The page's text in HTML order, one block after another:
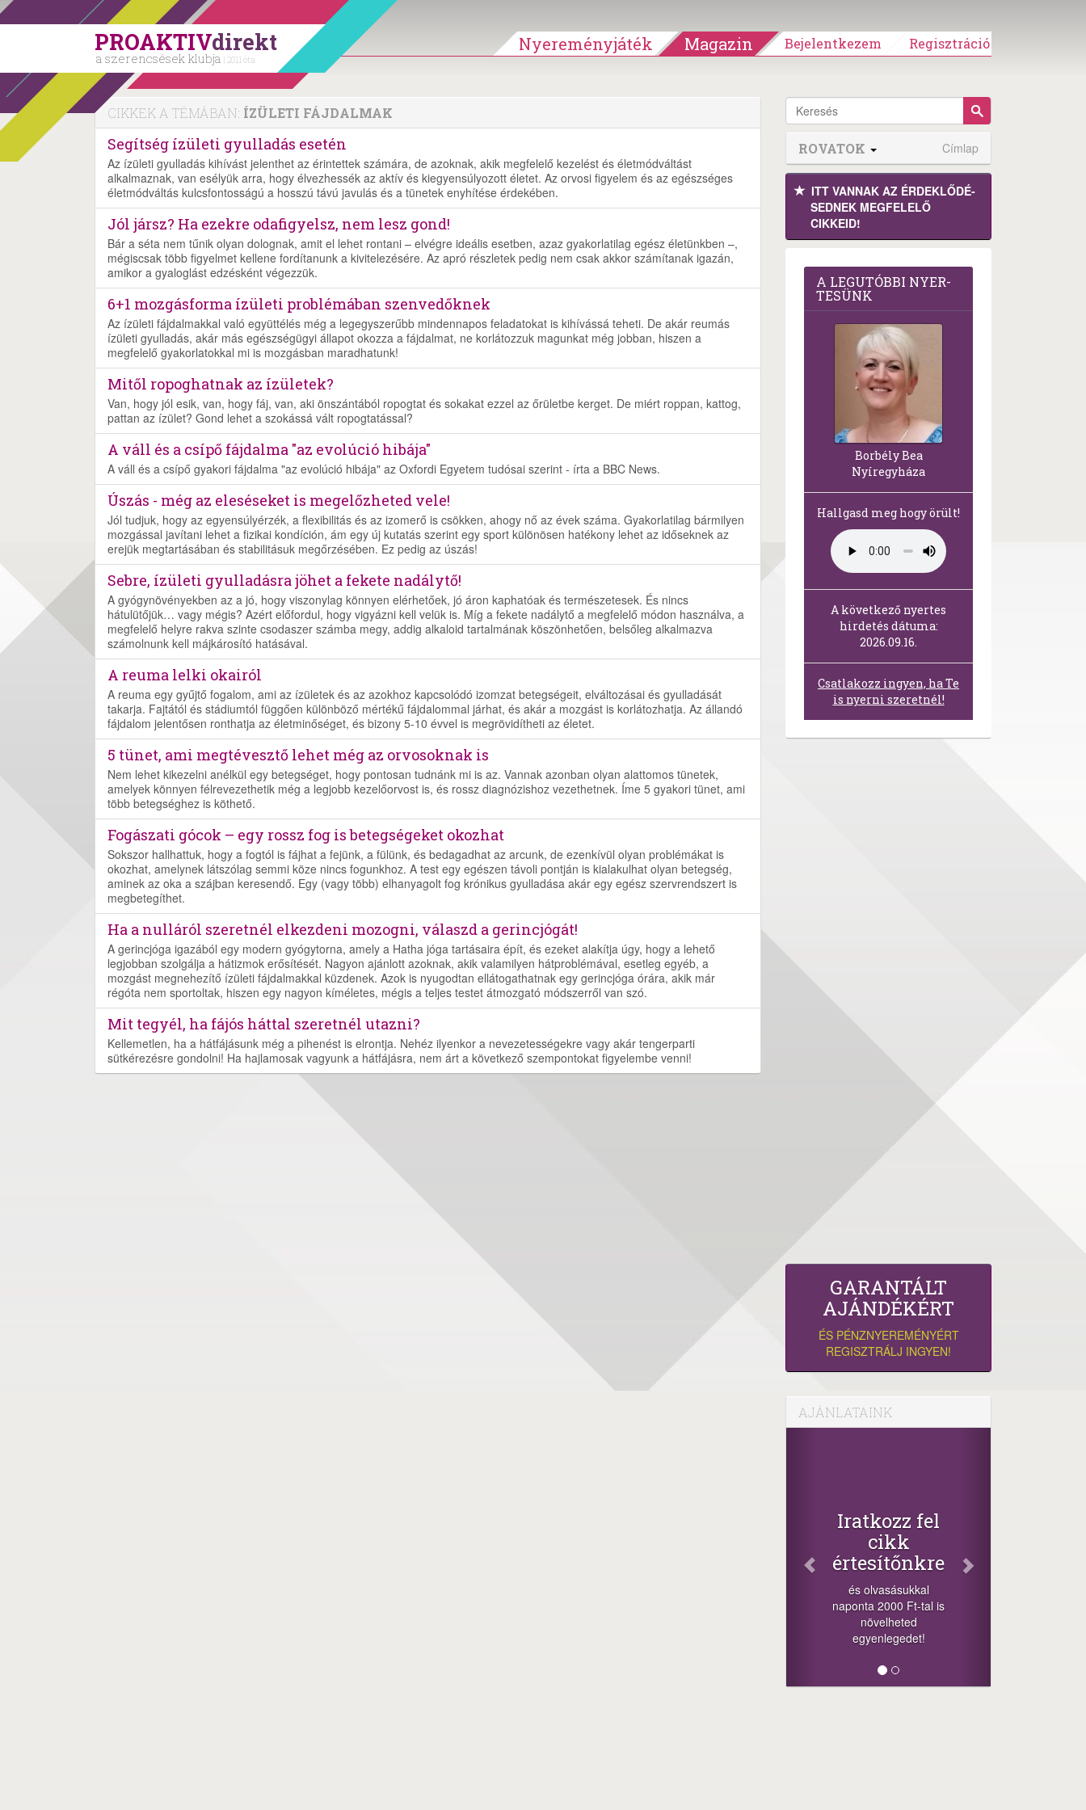
PROAKTIVdirekt
a szerencsések klubja | 2011 óta
Nyereményjáték Magazin Bejelentkezem Regisztráció
CIKKEK A TÉMÁBAN: ÍZÜLETI FÁJDALMAK
Segítség ízületi gyulladás esetén
Az ízületi gyulladás kihívást jelenthet az érintettek számára, de azoknak, akik megfelelő kezelést és életmódváltást
alkalmaznak, van esélyük arra, hogy élvezhessék az aktív és kiegyensúlyozott életet. Az orvosi figyelem és az egészséges
életmódváltás kulcsfontosságú a hosszú távú javulás és a tünetek enyhítése érdekében.
Jól jársz? Ha ezekre odafigyelsz, nem lesz gond!
Bár a séta nem tűnik olyan dolognak, amit el lehet rontani – elvégre ideális esetben, azaz gyakorlatilag egész életünkben –,
mégiscsak több figyelmet kellene fordítanunk a kivitelezésére. Az apró részletek pedig nem csak akkor számítanak igazán,
amikor a gyaloglást edzésként végezzük.
6+1 mozgásforma ízületi problémában szenvedőknek
Az ízületi fájdalmakkal való együttélés még a legegyszerűbb mindennapos feladatokat is kihívássá teheti. De akár reumás
ízületi gyulladás, akár más egészségügyi állapot okozza a fájdalmat, ne korlátozzuk magunkat még jobban, hiszen a
megfelelő gyakorlatokkal mi is mozgásban maradhatunk!
Mitől ropoghatnak az ízületek?
Van, hogy jól esik, van, hogy fáj, van, aki önszántából ropogtat és sokakat ezzel az őrületbe kerget. De miért roppan, kattog,
pattan az ízület? Gond lehet a szokássá vált ropogtatással?
A váll és a csípő fájdalma "az evolúció hibája"
A váll és a csípő gyakori fájdalma "az evolúció hibája" az Oxfordi Egyetem tudósai szerint - írta a BBC News.
Úszás - még az eleséseket is megelőzheted vele!
Jól tudjuk, hogy az egyensúlyérzék, a flexibilitás és az izomerő is csökken, ahogy nő az évek száma. Gyakorlatilag bármilyen
mozgással javítani lehet a fizikai kondíción, ám egy új kutatás szerint egy sport különösen hatékony lehet az időseknek az
erejük megtartásában és stabilitásuk megőrzésében. Ez pedig az úszás!
Sebre, ízületi gyulladásra jöhet a fekete nadálytő!
A gyógynövényekben az a jó, hogy viszonylag könnyen elérhetőek, jó áron kaphatóak és természetesek. És nincs
hátulütőjük… vagy mégis? Azért előfordul, hogy vigyázni kell velük is. Míg a fekete nadálytő a megfelelő módon használva, a
megfelelő helyre rakva szinte csodaszer számba megy, addig alkaloid tartalmának köszönhetően, belsőleg alkalmazva
számolnunk kell májkárosító hatásával.
A reuma lelki okairól
A reuma egy gyűjtő fogalom, ami az ízületek és az azokhoz kapcsolódó izomzat betegségeit, elváltozásai és gyulladását
takarja. Fajtától és stádiumtól függően különböző mértékű fájdalommal járhat, és akár a mozgást is korlátozhatja. Az állandó
fájdalom jelentősen ronthatja az életminőséget, és bizony 5-10 évvel is megrövidítheti az életet.
5 tünet, ami megtévesztő lehet még az orvosoknak is
Nem lehet kikezelni anélkül egy betegséget, hogy pontosan tudnánk mi is az. Vannak azonban olyan alattomos tünetek,
amelyek könnyen félrevezethetik még a legjobb kezelőorvost is, és rossz diagnózishoz vezethetnek. Íme 5 gyakori tünet, ami
több betegséghez is köthető.
Fogászati gócok – egy rossz fog is betegségeket okozhat
Sokszor hallhattuk, hogy a fogtól is fájhat a fejünk, a fülünk, és bedagadhat az arcunk, de ezenkívül olyan problémákat is
okozhat, amelynek látszólag semmi köze nincs fogunkhoz. A test egy egészen távoli pontján is kialakulhat olyan betegség,
aminek az oka a szájban keresendő. Egy (vagy több) elhanyagolt fog krónikus gyulladása akár egy egész szervrendszert is
megbetegíthet.
Ha a nulláról szeretnél elkezdeni mozogni, válaszd a gerincjógát!
A gerincjóga igazából egy modern gyógytorna, amely a Hatha jóga tartásaira épít, és ezeket alakítja úgy, hogy a lehető
legjobban szolgálja a hátizmok erősítését. Nagyon ajánlott azoknak, akik valamilyen hátproblémával, esetleg egyéb, a
mozgást megnehezítő ízületi fájdalmakkal küzdenek. Azok is nyugodtan ellátogathatnak egy gerincjóga órára, akik már
régóta nem sportoltak, hiszen egy nagyon kíméletes, mégis a teljes testet átmozgató módszerről van szó.
Mit tegyél, ha fájós háttal szeretnél utazni?
Kellemetlen, ha a hátfájásunk még a pihenést is elrontja. Nehéz ilyenkor a nevezetességekre vagy akár tengerparti
sütkérezésre gondolni! Ha hajlamosak vagyunk a hátfájásra, nem árt a következő szempontokat figyelembe venni!
ROVATOK Címlap
ITT VANNAK AZ ÉRDEK­LŐDÉ­
SEDNEK MEGFE­LELŐ
CIKKEID!
A LEG­U­TÓB­BI NYER­
TE­SÜNK
Borbély Bea
Nyíregyháza
Hallgasd meg hogy örült!
A következő nyertes
hirdetés dátuma:
2026.09.16.
Csatlakozz ingyen, ha Te
is nyerni szeretnél!
GARANTÁLT
AJÁNDÉKÉRT
ÉS PÉNZNYEREMÉNYÉRT
REGISZTRÁLJ INGYEN!
AJÁNLATAINK
Iratkozz fel
cikk
értesítőnkre
és olvasásukkal
naponta 2000 Ft-tal is
növelheted
egyenlegedet!